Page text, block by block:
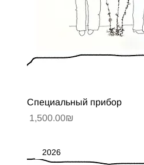
Специальный прибор
Цена
‏1,500.00 ‏₪
2026